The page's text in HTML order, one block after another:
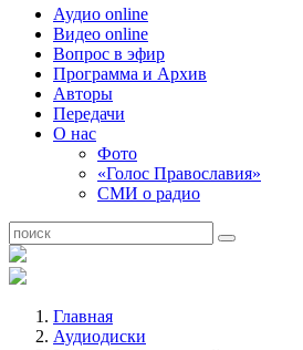
Аудио online
Видео online
Вопрос в эфир
Программа и Архив
Авторы
Передачи
О нас
Фото
«Голос Православия»
СМИ о радио
Главная
Аудиодиски